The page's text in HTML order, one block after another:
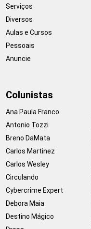
Serviços
Diversos
Aulas e Cursos
Pessoais
Anuncie
Colunistas
Ana Paula Franco
Antonio Tozzi
Breno DaMata
Carlos Martinez
Carlos Wesley
Circulando
Cybercrime Expert
Debora Maia
Destino Mágico